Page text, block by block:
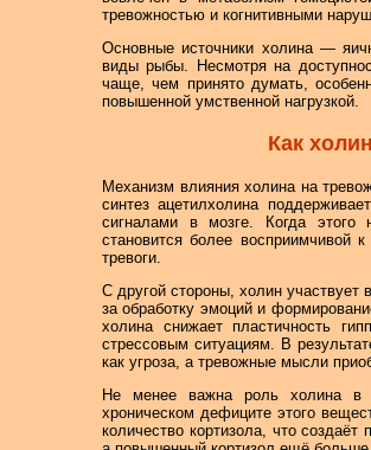
тревожностью и когнитивными
Основные источники холина —
виды рыбы. Несмотря на
чаще, чем принято думать,
повышенной умственной нагрузкой.
Как
Механизм влияния холина на
синтез ацетилхолина
сигналами в мозге. Когда этого
становится более восприимчивой
тревоги.
С другой стороны, холин
за обработку эмоций и
холина снижает пластичность
стрессовым ситуациям. В
как угроза, а тревожные мысли
Не менее важна роль холина в
хроническом дефиците этого
количество кортизола, что создаёт